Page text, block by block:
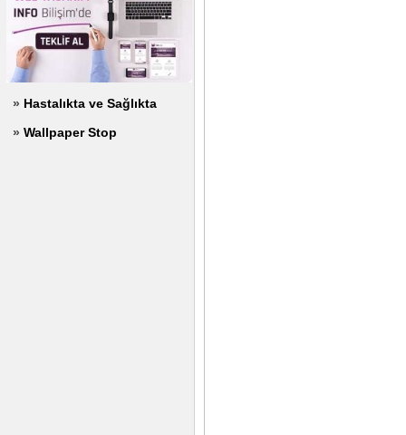
» Hastalıkta ve Sağlıkta
» Wallpaper Stop